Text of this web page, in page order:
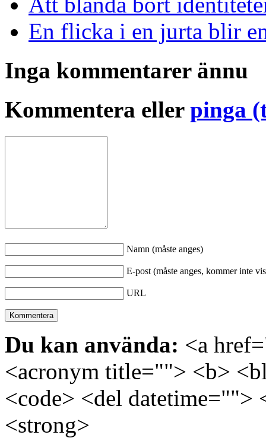
En flicka i en jurta blir
Inga kommentarer ännu
Kommentera eller pinga
Namn (måste anges)
E-post (måste anges, kommer inte
URL
Du kan använda: <a
<acronym title=""> <b>
<code> <del
<strong>